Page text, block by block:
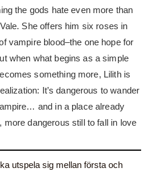
the gods hate even more than
She offers him six roses in
vampire blood–the one hope for
when what begins as a simple
something more, Lilith is
It’s dangerous to wander
and in a place already
more dangerous still to fall in love
utspela sig mellan första och